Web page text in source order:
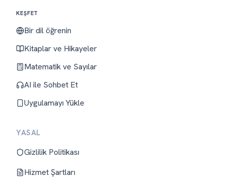
KEŞFET
Bir dil öğrenin
Kitaplar ve Hikayeler
Matematik ve Sayılar
AI ile Sohbet Et
Uygulamayı Yükle
YASAL
Gizlilik Politikası
Hizmet Şartları